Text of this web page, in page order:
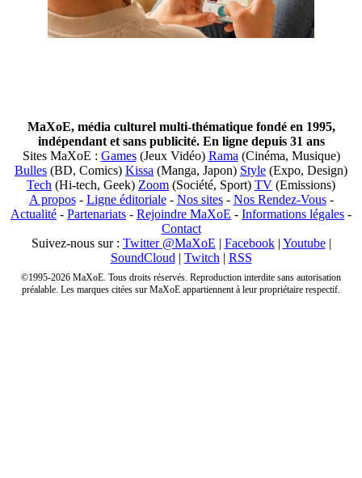
MaXoE, média culturel multi-thématique fondé en 1995,
indépendant et sans publicité. En ligne depuis 31 ans
Sites MaXoE : Games(Jeux Vidéo) Rama (Cinéma, Musique)
Bulles (BD, Comics) Kissa (Manga, Japon) Style (Expo, Design)
Tech (Hi-tech, Geek) Zoom (Société, Sport) TV (Emissions)
A propos- Ligne éditoriale- Nos sites- Nos Rendez-Vous-
Actualité - Partenariats - Rejoindre MaXoE - Informations légales -
Contact
Suivez-nous sur : Twitter @MaXoE | Facebook| Youtube|
SoundCloud | Twitch | RSS
©1995-2026 MaXoE. Tous droits réservés. Reproduction interdite sans autorisation
préalable. Les marques citées sur MaXoE appartiennent à leur propriétaire respectif.